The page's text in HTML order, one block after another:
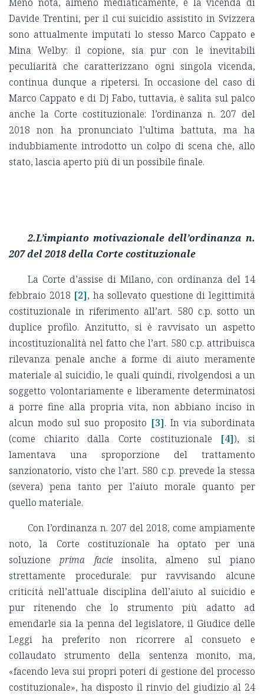
Davide Trentini, per il cui suicidio assistito in Svizzera
sono attualmente imputati lo stesso Marco Cappato e
Mina Welby: il copione, sia pur con le inevitabili
peculiarità che caratterizzano ogni singola vicenda,
continua dunque a ripetersi. In occasione del caso di
Marco Cappato e di Dj Fabo, tuttavia, è salita sul palco
anche la Corte costituzionale: l’ordinanza n. 207 del
2018 non ha pronunciato l’ultima battuta, ma ha
indubbiamente introdotto un colpo di scena che, allo
stato, lascia aperto più di un possibile finale.
2.L’impianto motivazionale dell’ordinanza n.
207 del 2018 della Corte costituzionale
La Corte d’assise di Milano, con ordinanza del 14
febbraio 2018 [2], ha sollevato questione di legittimità
costituzionale in riferimento all’art. 580 c.p. sotto un
duplice profilo. Anzitutto, si è ravvisato un aspetto
incostituzionalità nel fatto che l’art. 580 c.p. attribuisca
rilevanza penale anche a forme di aiuto meramente
materiale al suicidio, le quali quindi, rivolgendosi a un
soggetto volontariamente e liberamente determinatosi
a porre fine alla propria vita, non abbiano inciso in
alcun modo sul suo proposito [3]. In via subordinata
(come chiarito dalla Corte costituzionale
[4]), si
lamentava una sproporzione del trattamento
sanzionatorio, visto che l’art. 580 c.p. prevede la stessa
(severa) pena tanto per l’aiuto morale quanto per
quello materiale.
Con l’ordinanza n. 207 del 2018, come ampiamente
noto, la Corte costituzionale ha optato per una
soluzioneprima facieinsolita, almeno sul piano
strettamente procedurale: pur ravvisando alcune
criticità nell’attuale disciplina dell’aiuto al suicidio e
pur ritenendo che lo strumento più adatto ad
emendarle sia la penna del legislatore, il Giudice delle
Leggi ha preferito non ricorrere al consueto e
collaudato strumento della sentenza monito, ma,
«facendo leva sui propri poteri di gestione del processo
costituzionale», ha disposto il rinvio del giudizio al 24